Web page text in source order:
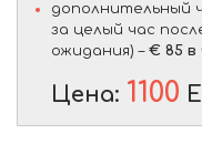
дополнительный
за целый час
ожидания) – € 85 в
Цена: 1100